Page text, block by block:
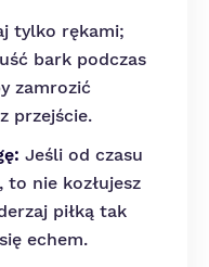
tylko rękami;
bark podczas
zamrozić
przejście.
Jeśli od czasu
to nie kozłujesz
piłką tak
echem.